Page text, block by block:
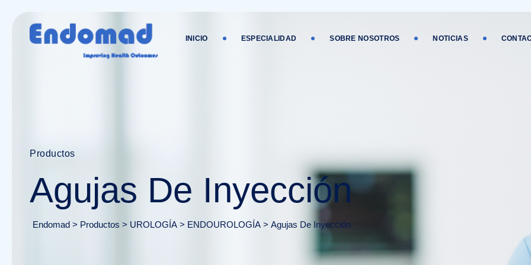
INICIO ESPECIALIDAD SOBRE NOSOTROS NOTICIAS
Productos
Agujas De Inyección
Endomad > Productos > UROLOGÍA > ENDOUROLOGÍA > Agujas De Inyección